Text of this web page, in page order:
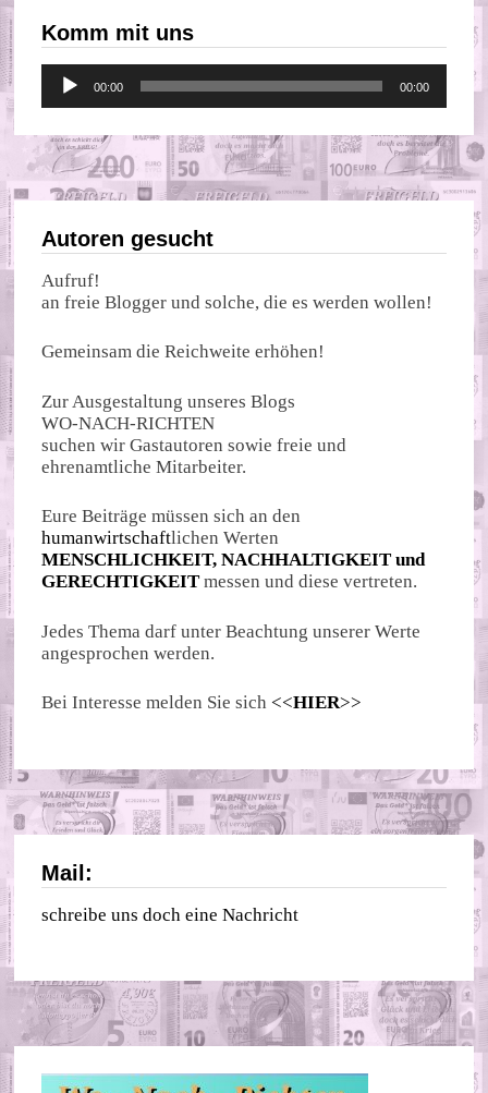
Komm mit uns
Audio-
Player
00:00 00:00
Autoren gesucht
Aufruf!
an freie Blogger und solche, die es werden wollen!
Gemeinsam die Reichweite erhöhen!
Zur Ausgestaltung unseres Blogs
WO-NACH-RICHTEN
suchen wir Gastautoren sowie freie und
ehrenamtliche Mitarbeiter.
Eure Beiträge müssen sich an den
humanwirtschaftlichen Werten
MENSCHLICHKEIT, NACHHALTIGKEIT und
GERECHTIGKEIT messen und diese vertreten.
Jedes Thema darf unter Beachtung unserer Werte
angesprochen werden.
Bei Interesse melden Sie sich <<HIER>>
Mail:
schreibe uns doch eine Nachricht